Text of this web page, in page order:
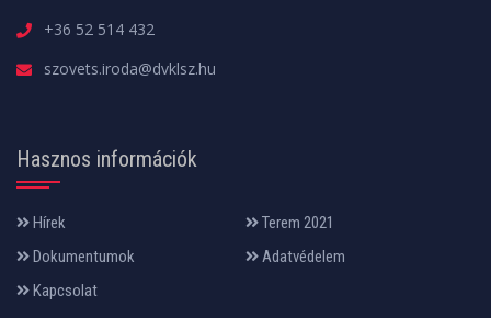
+36 52 514 432
szovets.iroda@dvklsz.hu
Hasznos információk
Hírek
Terem 2021
Dokumentumok
Adatvédelem
Kapcsolat